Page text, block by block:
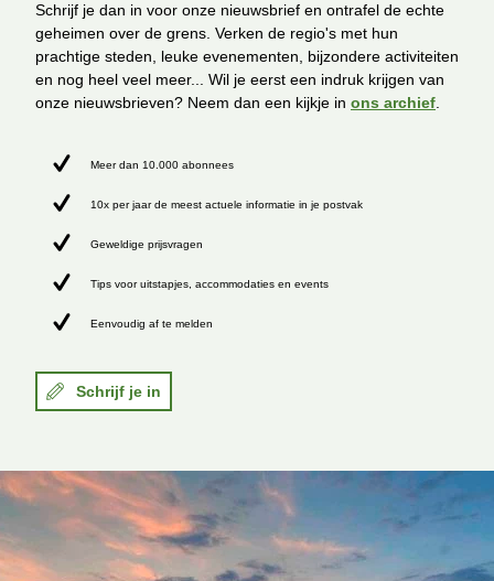
Schrijf je dan in voor onze nieuwsbrief en ontrafel de echte
geheimen over de grens. Verken de regio's met hun
prachtige steden, leuke evenementen, bijzondere activiteiten
en nog heel veel meer... Wil je eerst een indruk krijgen van
onze nieuwsbrieven? Neem dan een kijkje in ons archief
Meer dan 10.000 abonnees
10x per jaar de meest actuele informatie in je postvak
Geweldige prijsvragen
Tips voor uitstapjes, accommodaties en events
Eenvoudig af te melden
Schrijf je in